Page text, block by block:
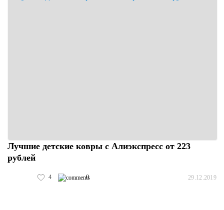
Лучшие детские ковры с Алиэкспресс от 223
рублей
4 0 29.12.2019